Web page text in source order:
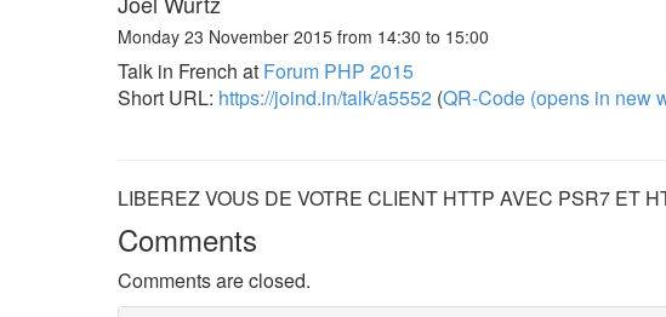
Monday 23 November 2015 from 14:30 to 15:00
Talk in French at Forum PHP 2015
Short URL: https://joind.in/talk/a5552 (QR-Code (opens in new
LIBEREZ VOUS DE VOTRE CLIENT HTTP AVEC PSR7 ET
Comments
Comments are closed.